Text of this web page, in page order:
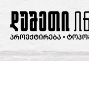
CONTENT